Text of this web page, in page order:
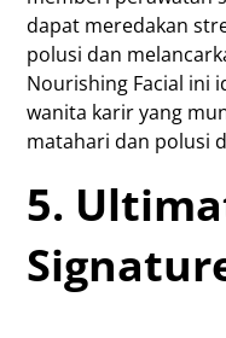
dapat meredakan
polusi dan
Nourishing Facial ini
wanita karir yang
matahari dan polusi
5.